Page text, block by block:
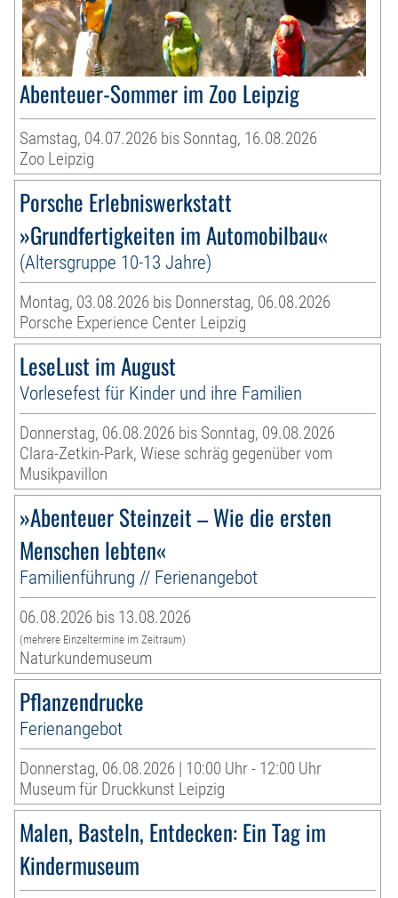
Abenteuer-Sommer im Zoo Leipzig
Samstag, 04.07.2026 bis Sonntag, 16.08.2026
Zoo Leipzig
Porsche Erlebniswerkstatt
»Grundfertigkeiten im Automobilbau«
(Altersgruppe 10-13 Jahre)
Montag, 03.08.2026 bis Donnerstag, 06.08.2026
Porsche Experience Center Leipzig
LeseLust im August
Vorlesefest für Kinder und ihre Familien
Donnerstag, 06.08.2026 bis Sonntag, 09.08.2026
Clara-Zetkin-Park, Wiese schräg gegenüber vom
Musikpavillon
»Abenteuer Steinzeit – Wie die ersten
Menschen lebten«
Familienführung // Ferienangebot
06.08.2026 bis 13.08.2026
(mehrere Einzeltermine im Zeitraum)
Naturkundemuseum
Pflanzendrucke
Ferienangebot
Donnerstag, 06.08.2026 | 10:00 Uhr - 12:00 Uhr
Museum für Druckkunst Leipzig
Malen, Basteln, Entdecken: Ein Tag im
Kindermuseum